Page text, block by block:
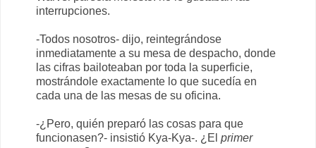
interrupciones.
-Todos nosotros- dijo, reintegrándose
inmediatamente a su mesa de despacho, donde
las cifras bailoteaban por toda la superficie,
mostrándole exactamente lo que sucedía en
cada una de las mesas de su oficina.
-¿Pero, quién preparó las cosas para que
funcionasen?- insistió Kya-Kya-. ¿El primer